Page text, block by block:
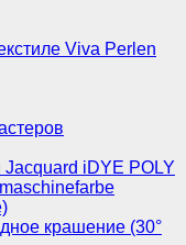
Viva Perlen
Jacquard iDYE POLY
крашение (30°